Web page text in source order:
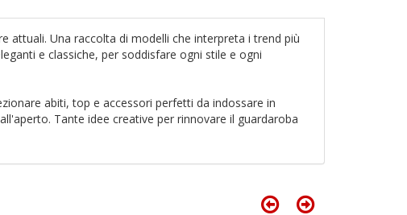
attuali. Una raccolta di modelli che interpreta i trend più
e classiche, per soddisfare ogni stile e ogni
abiti, top e accessori perfetti da indossare in
Tante idee creative per rinnovare il guardaroba